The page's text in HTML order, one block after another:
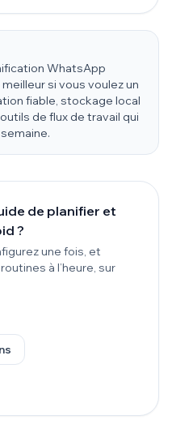
WhatsApp
si vous voulez un
fiable, stockage local
de flux de travail qui
de planifier et
?
une fois, et
à l’heure, sur